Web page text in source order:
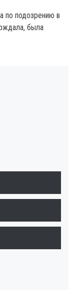
по подозрению в
была